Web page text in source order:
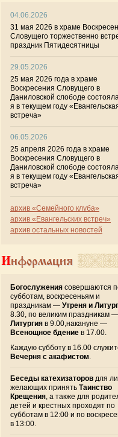
04.06.2026
31 мая 2026 в храме
Словущего торжественно
праздник Пятидесятницы
29.05.2026
25 мая 2026 года в храме
Воскресения Словущего в
Даниловской слободе
я в текущем году
встреча»
06.05.2026
25 апреля 2026 года в храме
Воскресения Словущего в
Даниловской слободе
я в текущем году
встреча»
архив «Семейного клуба»
архив «Евангельских встреч»
архив остальных новостей
Информация
Богослужения совершаются
субботам, воскресеньям и
праздникам — Утреня и
8.30, по великим праздникам —
Литургия в 9.00,накануне —
Всенощное бдение в 17.00.
Каждую субботу в 16.00
Вечерня с акафистом.
Беседы катехизаторов для
желающих принять Таинство
Крещения, а также для
детей и крестных проходят по
субботам в 12:00 и по
в 13:00.